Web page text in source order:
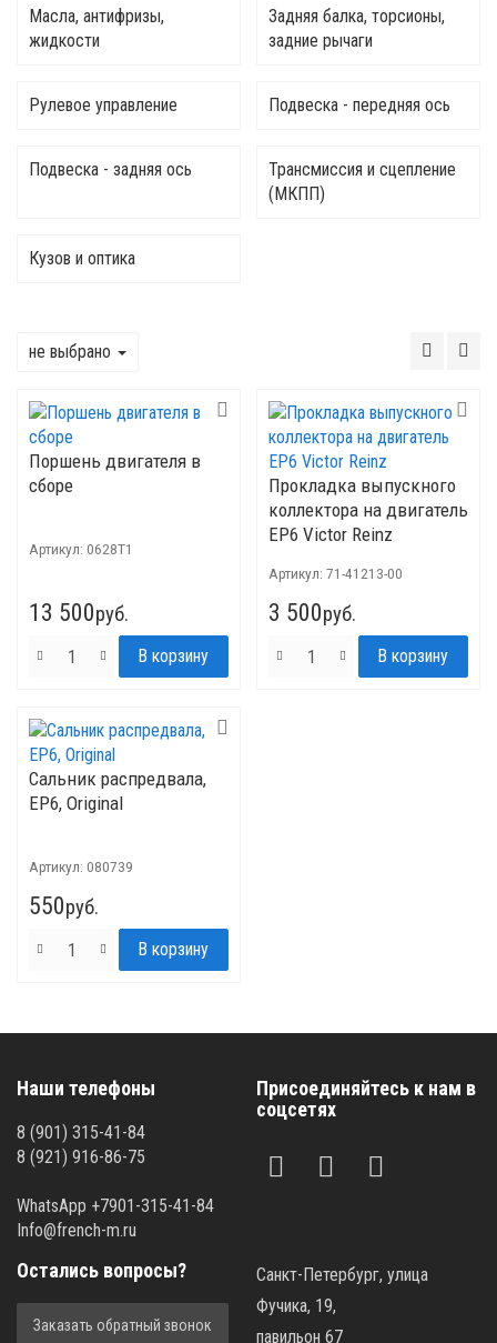
Масла, антифризы,
жидкости
Задняя балка, торсионы,
задние рычаги
Рулевое управление Подвеска - передняя ось
Подвеска - задняя ось
Трансмиссия и сцепление
(МКПП)
Кузов и оптика
не выбрано
Поршень двигателя в
сборе
Артикул: 0628T1
13 500руб.
Прокладка выпускного
коллектора на двигатель
EP6 Victor Reinz
Артикул: 71-41213-00
3 500руб.
Сальник распредвала,
EP6, Original
Артикул: 080739
550руб.
Наши телефоны
8 (901) 315-41-84
8 (921) 916-86-75
WhatsApp +7901-315-41-84
Info@french-m.ru
Присоединяйтесь к нам в
соцсетях
Остались вопросы?
Заказать обратный звонок
Санкт-Петербург, улица
Фучика, 19,
павильон 67